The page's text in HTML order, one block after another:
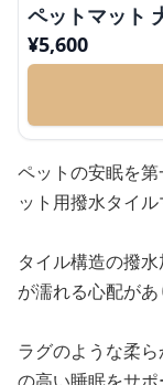
ペットマット
¥5,600
ペットの安眠を
ット用撥水タイル
タイル構造の撥
が濡れる心配があ
ラグのような柔